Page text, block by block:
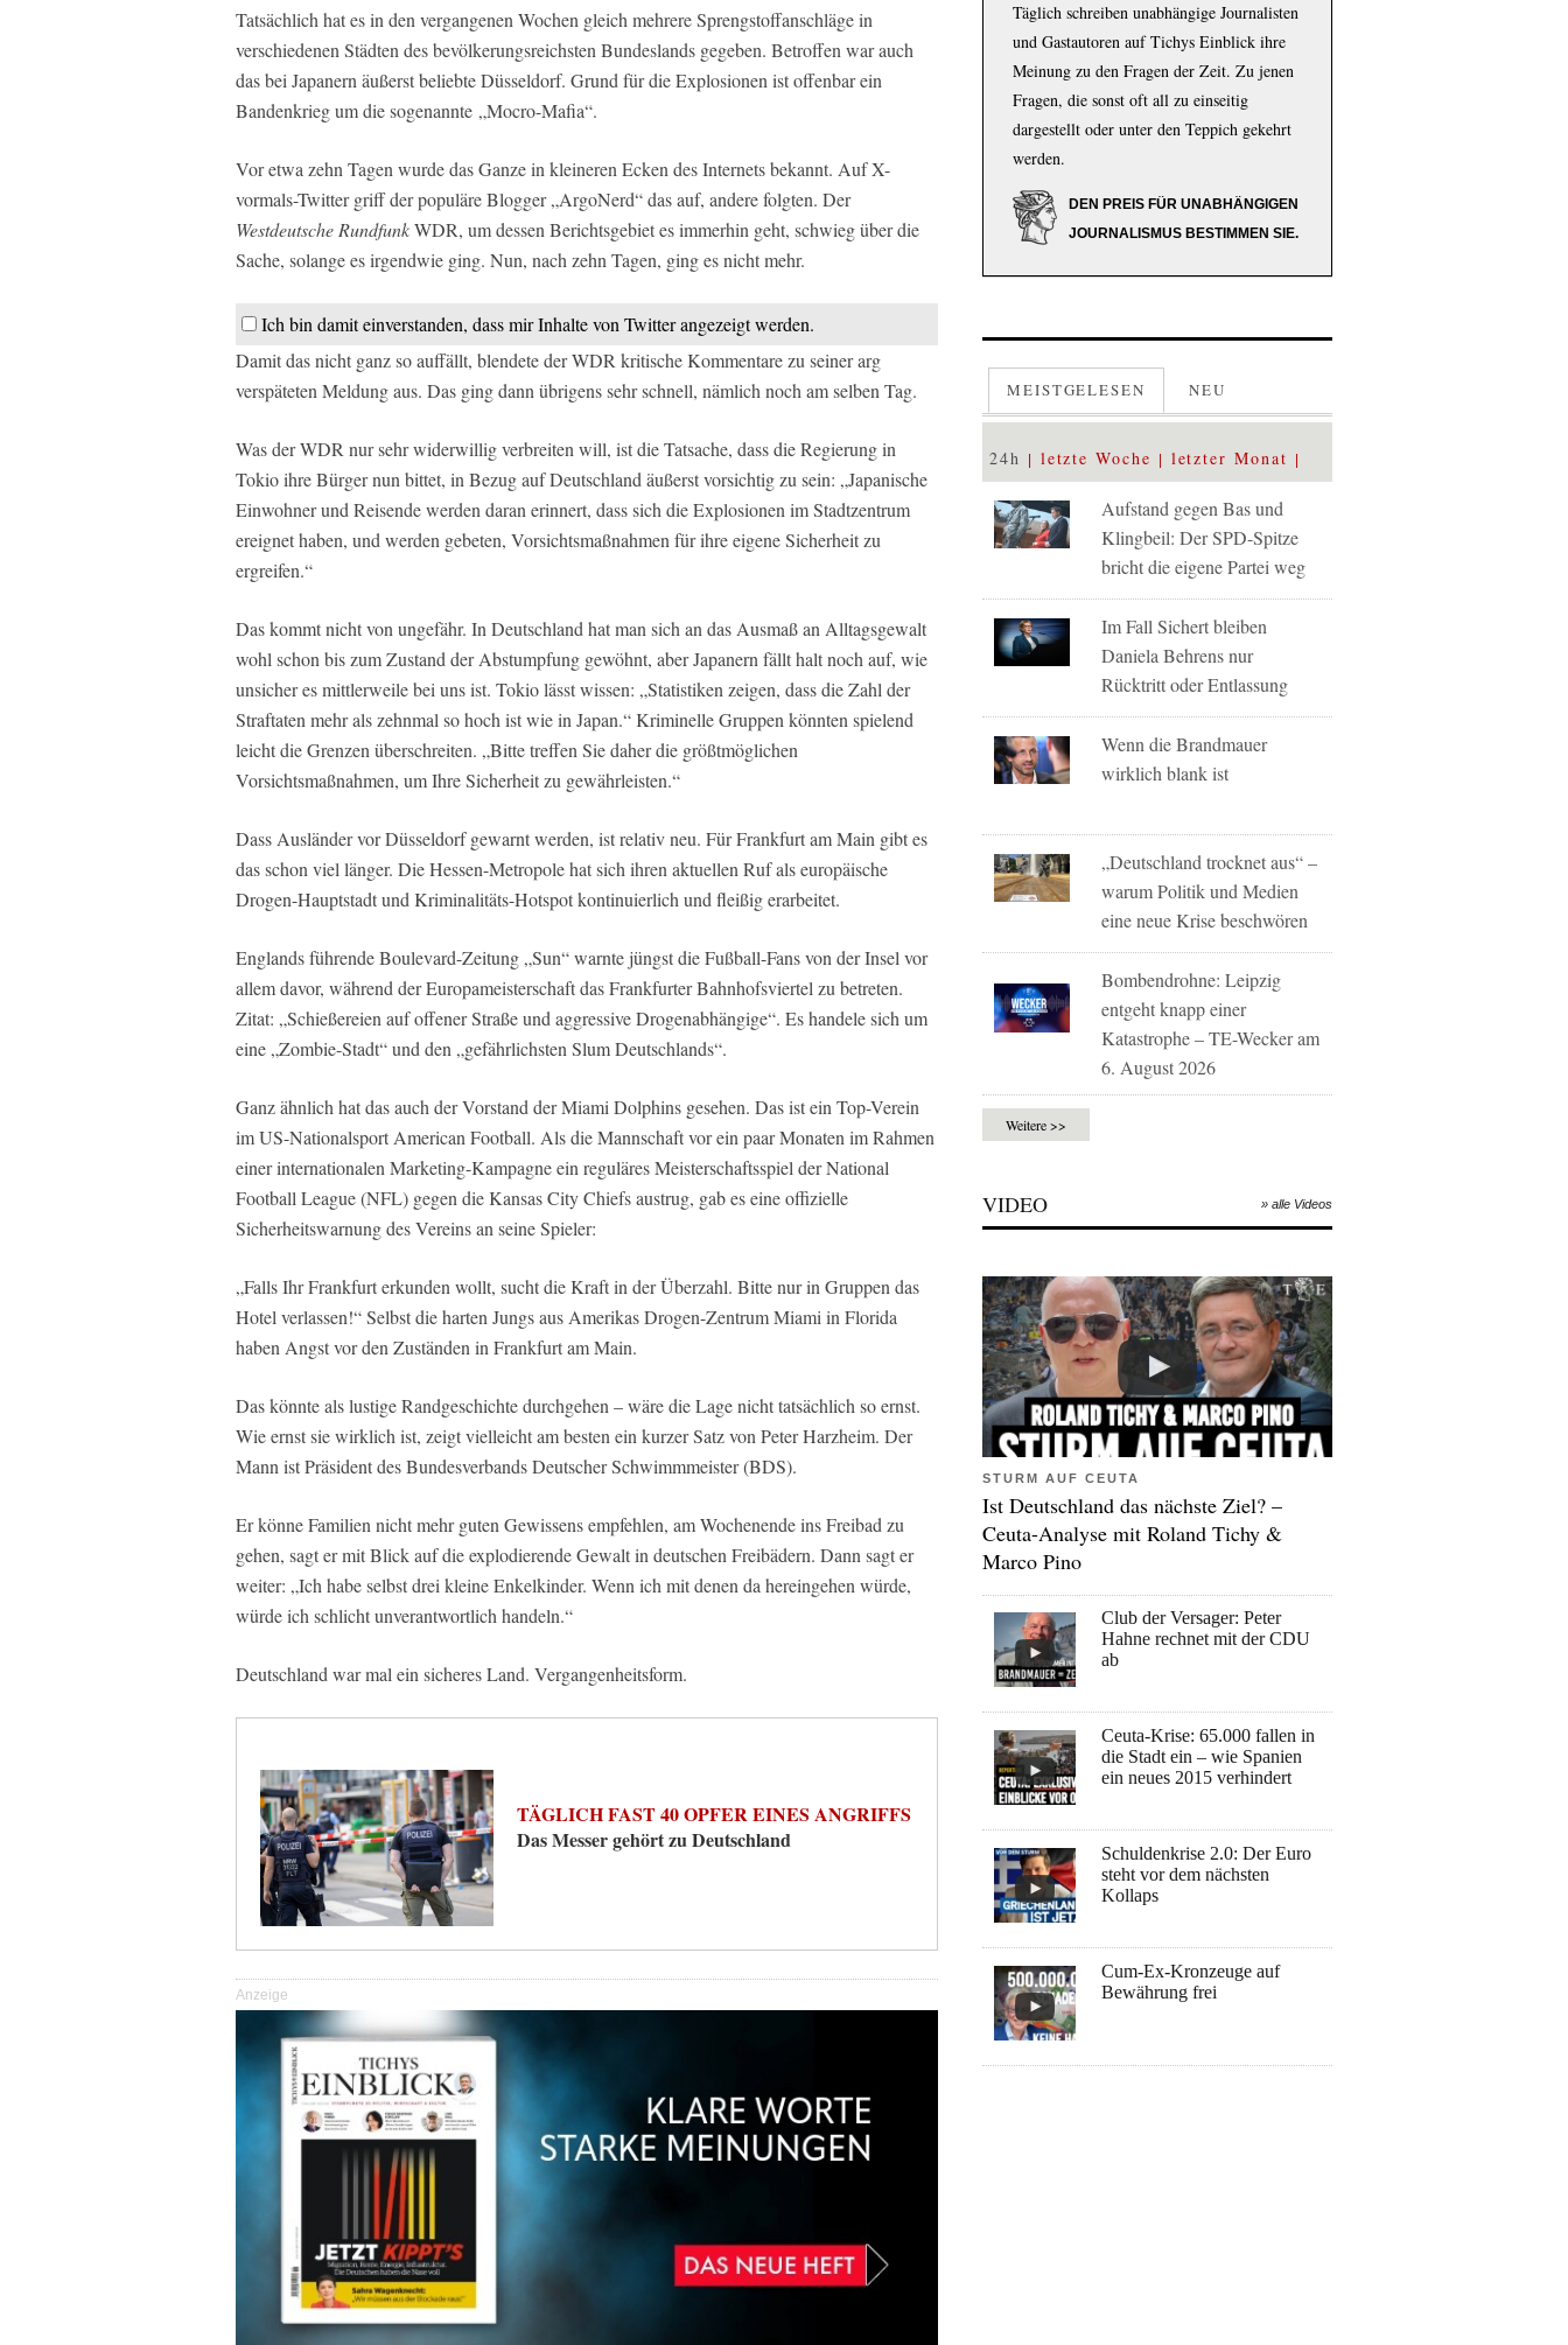
Tatsächlich hat es in den vergangenen Wochen gleich mehrere Sprengstoffanschläge in
verschiedenen Städten des bevölkerungsreichsten Bundeslands gegeben. Betroffen war auch
das bei Japanern äußerst beliebte Düsseldorf. Grund für die Explosionen ist offenbar ein
Bandenkrieg um die sogenannte „Mocro-Mafia“.
Vor etwa zehn Tagen wurde das Ganze in kleineren Ecken des Internets bekannt. Auf X-
vormals-Twitter griff der populäre Blogger „ArgoNerd“ das auf, andere folgten. Der
Westdeutsche RundfunkWDR, um dessen Berichtsgebiet es immerhin geht, schwieg über die
Sache, solange es irgendwie ging. Nun, nach zehn Tagen, ging es nicht mehr.
Ich bin damit einverstanden, dass mir Inhalte von Twitter angezeigt werden.
Damit das nicht ganz so auffällt, blendete der WDR kritische Kommentare zu seiner arg
verspäteten Meldung aus. Das ging dann übrigens sehr schnell, nämlich noch am selben Tag.
Was der WDR nur sehr widerwillig verbreiten will, ist die Tatsache, dass die Regierung in
Tokio ihre Bürger nun bittet, in Bezug auf Deutschland äußerst vorsichtig zu sein: „Japanische
Einwohner und Reisende werden daran erinnert, dass sich die Explosionen im Stadtzentrum
ereignet haben, und werden gebeten, Vorsichtsmaßnahmen für ihre eigene Sicherheit zu
ergreifen.“
Das kommt nicht von ungefähr. In Deutschland hat man sich an das Ausmaß an Alltagsgewalt
wohl schon bis zum Zustand der Abstumpfung gewöhnt, aber Japanern fällt halt noch auf, wie
unsicher es mittlerweile bei uns ist. Tokio lässt wissen: „Statistiken zeigen, dass die Zahl der
Straftaten mehr als zehnmal so hoch ist wie in Japan.“ Kriminelle Gruppen könnten spielend
leicht die Grenzen überschreiten. „Bitte treffen Sie daher die größtmöglichen
Vorsichtsmaßnahmen, um Ihre Sicherheit zu gewährleisten.“
Dass Ausländer vor Düsseldorf gewarnt werden, ist relativ neu. Für Frankfurt am Main gibt es
das schon viel länger. Die Hessen-Metropole hat sich ihren aktuellen Ruf als europäische
Drogen-Hauptstadt und Kriminalitäts-Hotspot kontinuierlich und fleißig erarbeitet.
Englands führende Boulevard-Zeitung „Sun“ warnte jüngst die Fußball-Fans von der Insel vor
allem davor, während der Europameisterschaft das Frankfurter Bahnhofsviertel zu betreten.
Zitat: „Schießereien auf offener Straße und aggressive Drogenabhängige“. Es handele sich um
eine „Zombie-Stadt“ und den „gefährlichsten Slum Deutschlands“.
Ganz ähnlich hat das auch der Vorstand der Miami Dolphins gesehen. Das ist ein Top-Verein
im US-Nationalsport American Football. Als die Mannschaft vor ein paar Monaten im Rahmen
einer internationalen Marketing-Kampagne ein reguläres Meisterschaftsspiel der National
Football League (NFL) gegen die Kansas City Chiefs austrug, gab es eine offizielle
Sicherheitswarnung des Vereins an seine Spieler:
„Falls Ihr Frankfurt erkunden wollt, sucht die Kraft in der Überzahl. Bitte nur in Gruppen das
Hotel verlassen!“ Selbst die harten Jungs aus Amerikas Drogen-Zentrum Miami in Florida
haben Angst vor den Zuständen in Frankfurt am Main.
Das könnte als lustige Randgeschichte durchgehen – wäre die Lage nicht tatsächlich so ernst.
Wie ernst sie wirklich ist, zeigt vielleicht am besten ein kurzer Satz von Peter Harzheim. Der
Mann ist Präsident des Bundesverbands Deutscher Schwimmmeister (BDS).
Er könne Familien nicht mehr guten Gewissens empfehlen, am Wochenende ins Freibad zu
gehen, sagt er mit Blick auf die explodierende Gewalt in deutschen Freibädern. Dann sagt er
weiter: „Ich habe selbst drei kleine Enkelkinder. Wenn ich mit denen da hereingehen würde,
würde ich schlicht unverantwortlich handeln.“
Deutschland war mal ein sicheres Land. Vergangenheitsform.
TÄGLICH FAST 40 OPFER EINES ANGRIFFS
Das Messer gehört zu Deutschland
Anzeige
Täglich schreiben unabhängige Journalisten
und Gastautoren auf Tichys Einblick ihre
Meinung zu den Fragen der Zeit. Zu jenen
Fragen, die sonst oft all zu einseitig
dargestellt oder unter den Teppich gekehrt
werden.
DEN PREIS FÜR UNABHÄNGIGEN
JOURNALISMUS BESTIMMEN SIE.
MEISTGELESEN NEU
24h letzte Woche letzter Monat
Aufstand gegen Bas und
Klingbeil: Der SPD-Spitze
bricht die eigene Partei weg
Im Fall Sichert bleiben
Daniela Behrens nur
Rücktritt oder Entlassung
Wenn die Brandmauer
wirklich blank ist
„Deutschland trocknet aus“ –
warum Politik und Medien
eine neue Krise beschwören
Bombendrohne: Leipzig
entgeht knapp einer
Katastrophe – TE-Wecker am
6. August 2026
Weitere >>
VIDEO » alle Videos
STURM AUF CEUTA
Ist Deutschland das nächste Ziel? –
Ceuta-Analyse mit Roland Tichy &
Marco Pino
Club der Versager: Peter
Hahne rechnet mit der CDU
ab
Ceuta-Krise: 65.000 fallen in
die Stadt ein – wie Spanien
ein neues 2015 verhindert
Schuldenkrise 2.0: Der Euro
steht vor dem nächsten
Kollaps
Cum-Ex-Kronzeuge auf
Bewährung frei